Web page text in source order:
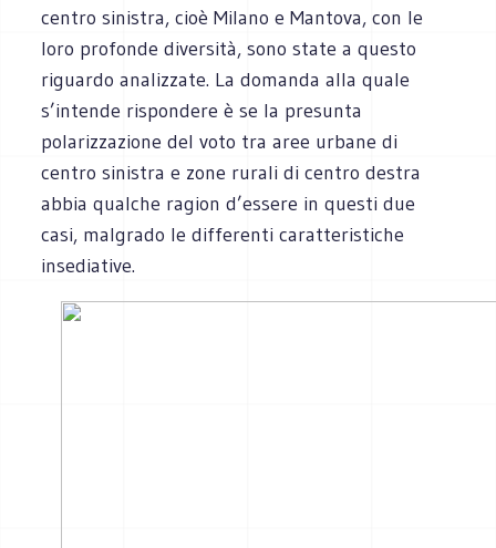
centro sinistra, cioè Milano e Mantova, con le
loro profonde diversità, sono state a questo
riguardo analizzate. La domanda alla quale
s’intende rispondere è se la presunta
polarizzazione del voto tra aree urbane di
centro sinistra e zone rurali di centro destra
abbia qualche ragion d’essere in questi due
casi, malgrado le differenti caratteristiche
insediative.